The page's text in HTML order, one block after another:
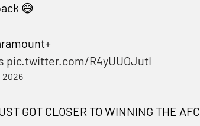
😅
pic.twitter.com/R4yUUOJutI
2026
GOT CLOSER TO WINNING THE AFC